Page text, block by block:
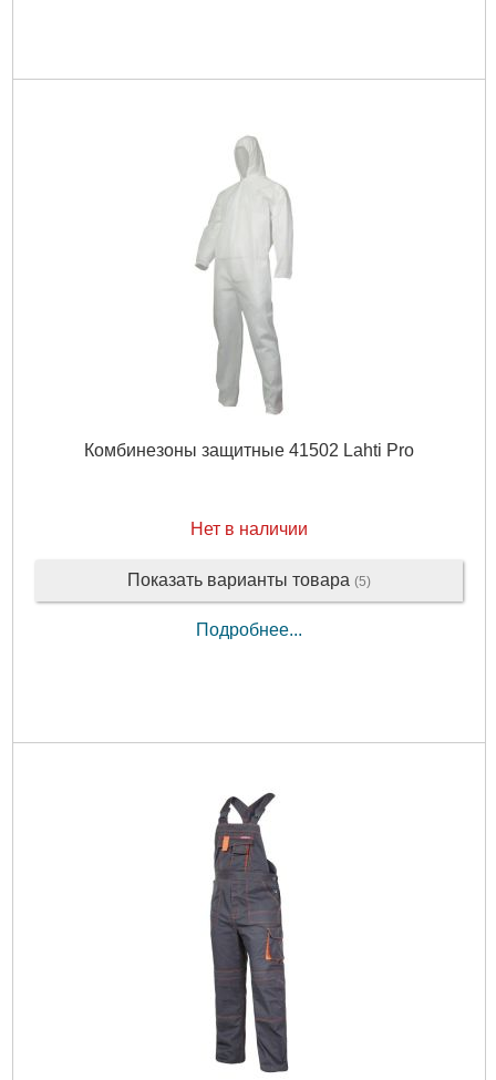
Комбинезоны защитные 41502 Lahti Pro
Нет в наличии
Показать варианты товара (5)
Подробнее...